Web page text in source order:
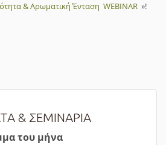
& Αρωματική Ένταση WEBINAR »!
& ΣΕΜΙΝΑΡΙΑ
του μήνα